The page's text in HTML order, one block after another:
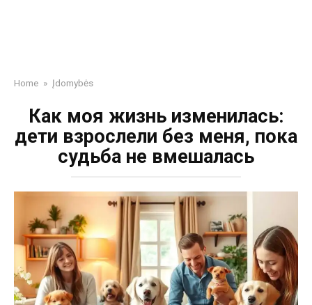
Home » Įdomybės
Как моя жизнь изменилась:
дети взрослели без меня, пока
судьба не вмешалась